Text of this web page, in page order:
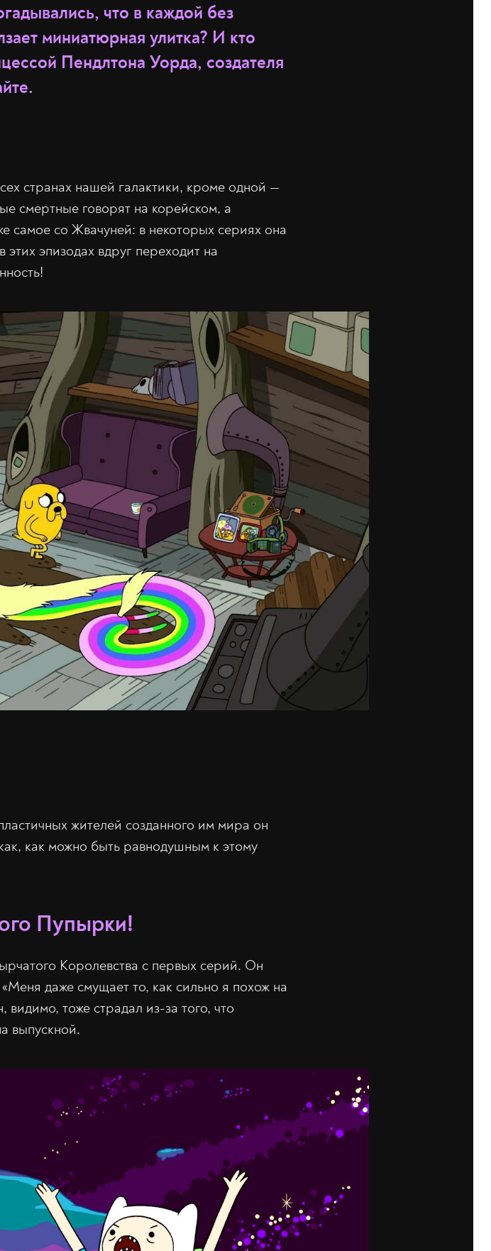
что в каждой без
миниатюрная улитка? И кто
Пендлтона Уорда, создателя
странах нашей галактики, кроме одной —
смертные говорят на корейском, а
самое со Жвачуней: в некоторых сериях она
эпизодах вдруг переходит на
жителей созданного им мира он
как можно быть равнодушным к этому
Пупырки!
Королевства с первых серий. Он
даже смущает то, как сильно я похож на
тоже страдал из-за того, что
выпускной.